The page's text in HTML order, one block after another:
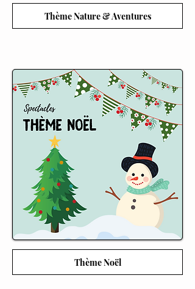
Thème Nature & Aventures
Thème Noël